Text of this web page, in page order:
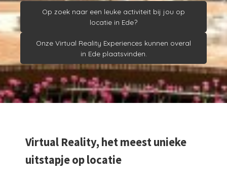
Op zoek naar een leuke activiteit bij jou op
locatie in Ede?
Onze Virtual Reality Experiences kunnen overal
in Ede plaatsvinden.
Virtual Reality, het meest unieke
uitstapje op locatie